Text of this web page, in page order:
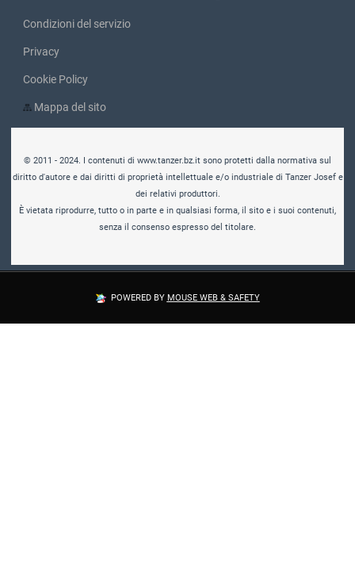
Condizioni del servizio
Privacy
Cookie Policy
Mappa del sito
© 2011 - 2024. I contenuti di www.tanzer.bz.it sono protetti dalla normativa sul
diritto d'autore e dai diritti di proprietà intellettuale e/o industriale di Tanzer Josef e
dei relativi produttori.
È vietata riprodurre, tutto o in parte e in qualsiasi forma, il sito e i suoi contenuti,
senza il consenso espresso del titolare.
POWERED BY MOUSE WEB & SAFETY